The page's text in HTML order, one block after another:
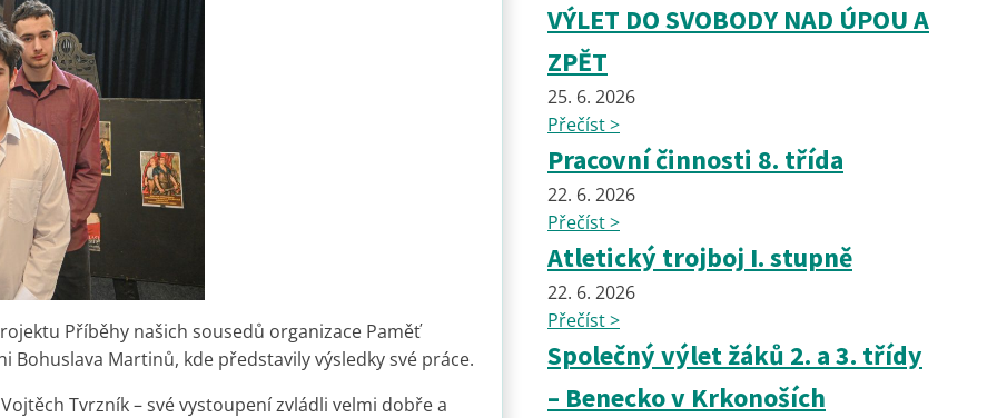
Příběhy našich sousedů organizace Paměť
Bohuslava Martinů, kde představily výsledky své práce.
Tvrzník – své vystoupení zvládli velmi dobře a
VÝLET DO SVOBODY NAD ÚPOU A
ZPĚT
25. 6. 2026
Přečíst >
Pracovní činnosti 8. třída
22. 6. 2026
Přečíst >
Atletický trojboj I. stupně
22. 6. 2026
Přečíst >
Společný výlet žáků 2. a 3. třídy
– Benecko v Krkonoších